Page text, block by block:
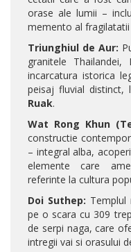
orase ale lumii –
memento al fragilatatii
Triunghiul de Aur:
granitele
incarcatura istorica
peisaj fluvial distinct,
Ruak.
Wat Rong Khun
constructie
– integral alba,
elemente care
referinte la cultura
Doi Suthep: Templul
pe o scara cu 309
de serpi naga, care
intregii vai si orasului